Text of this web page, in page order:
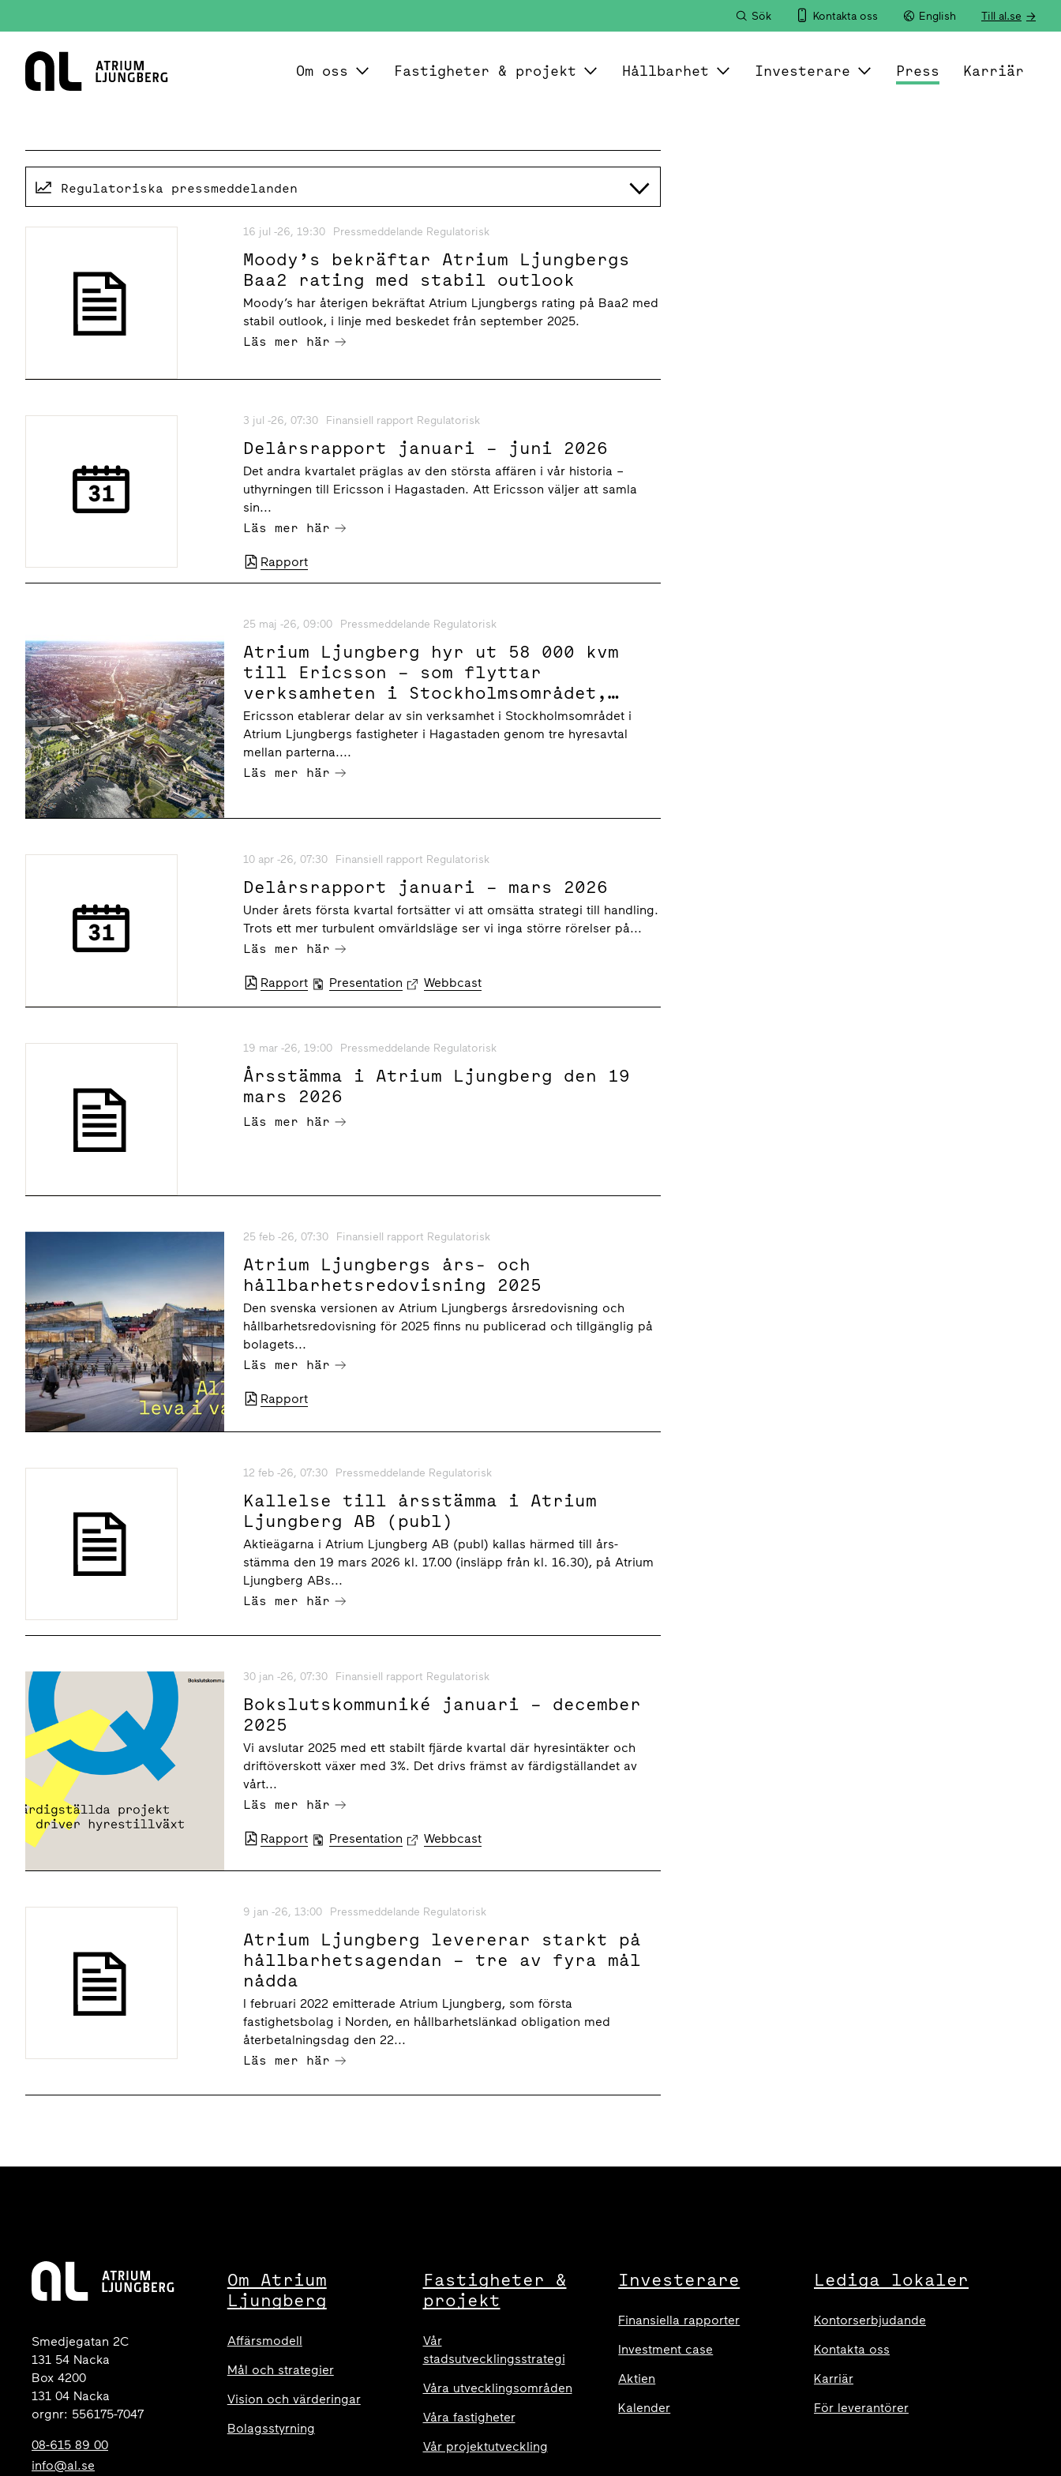
Sök Kontakta oss English Till al.se
Hem
Om oss Fastigheter & projekt Hållbarhet Investerare Press Karriär
Regulatoriska pressmeddelanden
16 jul -26, 19:30 Pressmeddelande Regulatorisk
Moody’s bekräftar Atrium Ljungbergs
Baa2 rating med stabil outlook
Moody’s har återigen bekräftat Atrium Ljungbergs rating på Baa2 med
stabil outlook, i linje med beskedet från september 2025.
Läs mer här
3 jul -26, 07:30 Finansiell rapport Regulatorisk
Delårsrapport januari – juni 2026
Det andra kvartalet präglas av den största affären i vår historia –
uthyrningen till Ericsson i Hagastaden. Att Ericsson väljer att samla
sin...
Läs mer här
Rapport
25 maj -26, 09:00 Pressmeddelande Regulatorisk
Atrium Ljungberg hyr ut 58 000 kvm
till Ericsson – som flyttar
verksamheten i Stockholmsområdet,
inklusive huvudkontoret, till
Hagastaden
Ericsson etablerar delar av sin verksamhet i Stockholmsområdet i
Atrium Ljungbergs fastigheter i Hagastaden genom tre hyresavtal
mellan parterna....
Läs mer här
10 apr -26, 07:30 Finansiell rapport Regulatorisk
Delårsrapport januari – mars 2026
Under årets första kvartal fortsätter vi att omsätta strategi till handling.
Trots ett mer turbulent omvärldsläge ser vi inga större rörelser på...
Läs mer här
Rapport Presentation Webbcast
19 mar -26, 19:00 Pressmeddelande Regulatorisk
Årsstämma i Atrium Ljungberg den 19
mars 2026
Läs mer här
25 feb -26, 07:30 Finansiell rapport Regulatorisk
Atrium Ljungbergs års- och
hållbarhetsredovisning 2025
Den svenska versionen av Atrium Ljungbergs årsredovisning och
hållbarhetsredovisning för 2025 finns nu publicerad och tillgänglig på
bolagets...
Läs mer här
Rapport
12 feb -26, 07:30 Pressmeddelande Regulatorisk
Kallelse till årsstämma i Atrium
Ljungberg AB (publ)
Aktieägarna i Atrium Ljungberg AB (publ) kallas härmed till års­
stämma den 19 mars 2026 kl. 17.00 (insläpp från kl. 16.30), på Atrium
Ljungberg ABs...
Läs mer här
30 jan -26, 07:30 Finansiell rapport Regulatorisk
Bokslutskommuniké januari – december
2025
Vi avslutar 2025 med ett stabilt fjärde kvartal där hyresintäkter och
driftöverskott växer med 3%. Det drivs främst av färdigställandet av
vårt...
Läs mer här
Rapport Presentation Webbcast
9 jan -26, 13:00 Pressmeddelande Regulatorisk
Atrium Ljungberg levererar starkt på
hållbarhetsagendan – tre av fyra mål
nådda
I februari 2022 emitterade Atrium Ljungberg, som första
fastighetsbolag i Norden, en hållbarhetslänkad obligation med
återbetalningsdag den 22...
Läs mer här
Smedjegatan 2C
131 54 Nacka
Box 4200
131 04 Nacka
orgnr: 556175-7047
08-615 89 00
info@al.se
Om Atrium
Ljungberg
Affärsmodell
Mål och strategier
Vision och värderingar
Bolagsstyrning
Fastigheter &
projekt
Vår
stadsutvecklingsstrategi
Våra utvecklingsområden
Våra fastigheter
Vår projektutveckling
Investerare
Finansiella rapporter
Investment case
Aktien
Kalender
Lediga lokaler
Kontorserbjudande
Kontakta oss
Karriär
För leverantörer